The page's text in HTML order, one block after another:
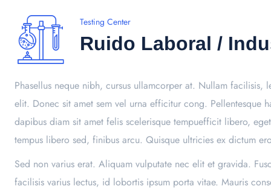
Testing Center
Ruido Laboral /
Phasellus neque nibh, cursus ullamcorper at. Nullam
elit. Donec sit amet sem vel urna efficitur cong. Pellentesque
dapibus diam sit amet felis scelerisque tempuefficit libero,
tempus libero sed, finibus arcu. Quisque ultricies ex dictum
Sed non varius erat. Aliquam vulputate nec elit et gravida.
facilisis varius lectus, id lobortis ipsum porta vitae. Mauris